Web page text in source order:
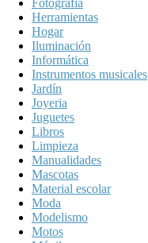
Herramientas
Hogar
Iluminación
Informática
Instrumentos musicales
Jardín
Joyeria
Juguetes
Libros
Limpieza
Manualidades
Mascotas
Material escolar
Moda
Modelismo
Motos